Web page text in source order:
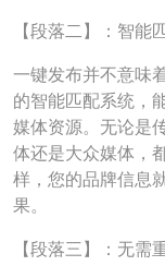
【段落二】：智能
一键发布并不意味
的智能匹配系统，
媒体资源。无论是
体还是大众媒体，
样，您的品牌信息
果。
【段落三】：无需